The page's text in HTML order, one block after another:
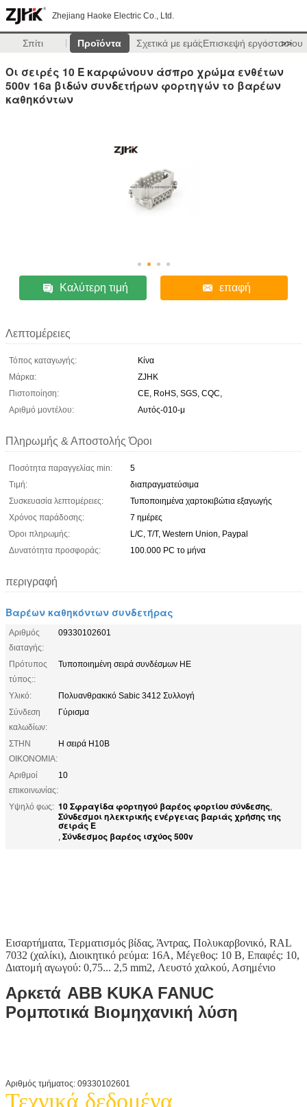
Zhejiang Haoke Electric Co., Ltd.
Σπίτι Προϊόντα Σχετικά με εμάςΕπισκεψή εργοστασίου
>>
Οι σειρές 10 Ε καρφώνουν άσπρο χρώμα ενθέτων
500v 16a βιδών συνδετήρων φορτηγών το βαρέων
καθηκόντων
Καλύτερη τιμή επαφή
Λεπτομέρειες
Τόπος καταγωγής:
Κίνα
Μάρκα:
ZJHK
Πιστοποίηση:
CE, RoHS, SGS, CQC,
Αριθμό μοντέλου:
Αυτός-010-μ
Πληρωμής & Αποστολής Όροι
Ποσότητα παραγγελίας min:
5
Τιμή:
διαπραγματεύσιμα
Συσκευασία λεπτομέρειες:
Τυποποιημένα χαρτοκιβώτια εξαγωγής
Χρόνος παράδοσης:
7 ημέρες
Όροι πληρωμής:
L/C, T/T, Western Union, Paypal
Δυνατότητα προσφοράς:
100.000 PC το μήνα
περιγραφή
Βαρέων καθηκόντων συνδετήρας
Αριθμός
διαταγής:
09330102601
Πρότυπος
τύπος::
Τυποποιημένη σειρά συνδέσμων HE
Υλικό:
Πολυανθρακικό Sabic 3412 Συλλογή
Σύνδεση
καλωδίων:
Γύρισμα
ΣΤΗΝ
ΟΙΚΟΝΟΜΙΑ:
Η σειρά H10B
Αριθμοί
επικοινωνίας:
10
Υψηλό φως: 10 Σφραγίδα φορτηγού βαρέος φορτίου σύνδεσης,
Σύνδεσμοι ηλεκτρικής ενέργειας βαριάς χρήσης της
σειράς Ε
, Σύνδεσμος βαρέος ισχύος 500v
Εισαρτήματα, Τερματισμός βίδας, Άντρας, Πολυκαρβονικό, RAL
7032 (χαλίκι), Διοικητικό ρεύμα: 16A, Μέγεθος: 10 B, Επαφές: 10,
Διατομή αγωγού: 0,75... 2,5 mm2, Λευστό χαλκού, Ασημένιο
Αρκετά ABB KUKA FANUC
Ρομποτικά Βιομηχανική λύση
Αριθμός τμήματος: 09330102601
Τεχνικά δεδομένα